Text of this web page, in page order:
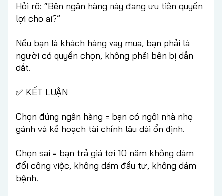
Hỏi rõ: “Bên ngân hàng này đang ưu tiên quyền
lợi cho ai?”
Nếu bạn là khách hàng vay mua, bạn phải là
người có quyền chọn, không phải bên bị dẫn
dắt.
✅ KẾT LUẬN
Chọn đúng ngân hàng = bạn có ngôi nhà nhẹ
gánh và kế hoạch tài chính lâu dài ổn định.
Chọn sai = bạn trả giá tới 10 năm không dám
đổi công việc, không dám đầu tư, không dám
bệnh.